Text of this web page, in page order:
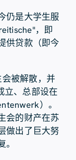
仍是大学生服
，即
供贷款（即今
被解散，并
立、总部设在
）。
会的财产在苏
做出了巨大努